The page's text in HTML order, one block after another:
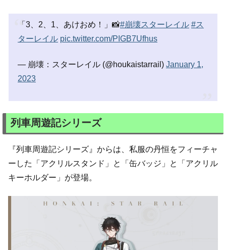
「3、2、1、あけおめ！」📸#崩壊スターレイル #ス
ターレイル pic.twitter.com/PIGB7Ufhus
— 崩壊：スターレイル (@houkaistarrail) January 1,
2023
列車周遊記シリーズ
『列車周遊記シリーズ』からは、私服の丹恒をフィーチャ
ーした「アクリルスタンド」と「缶バッジ」と「アクリル
キーホルダー」が登場。